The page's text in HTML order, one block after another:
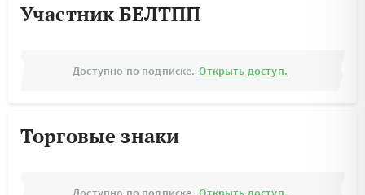
Участник БЕЛТПП
Доступно по подписке. Открыть доступ.
Торговые знаки